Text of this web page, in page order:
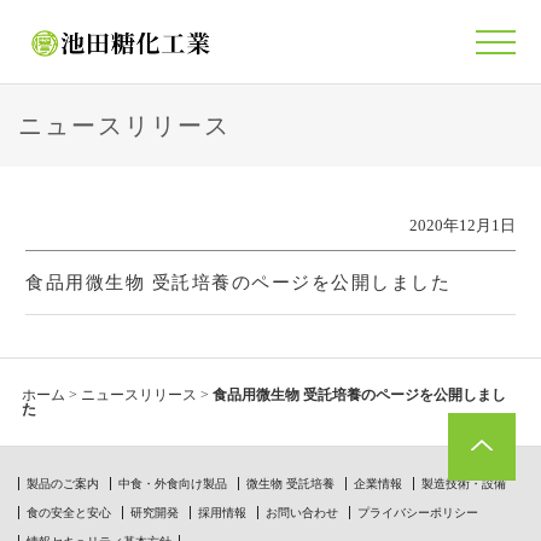
ニュースリリース
2020年12月1日
食品用微生物 受託培養のページを公開しました
ホーム > ニュースリリース > 食品用微生物 受託培養のページを公開しまし
た
製品のご案内 中食・外食向け製品 微生物 受託培養 企業情報 製造技術・設備
食の安全と安心 研究開発 採用情報 お問い合わせ プライバシーポリシー